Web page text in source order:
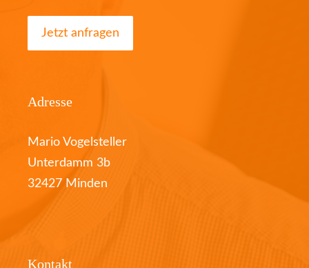
Jetzt anfragen
Adresse
Mario Vogelsteller
Unterdamm 3b
32427 Minden
Kontakt